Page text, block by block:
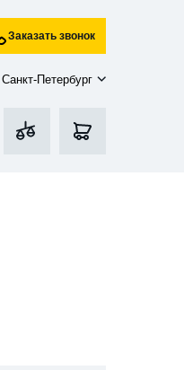
Заказать звонок
Санкт-Петербург